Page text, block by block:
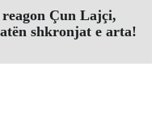
Çun Lajçi,
shkronjat e arta!￼